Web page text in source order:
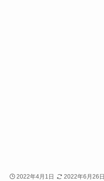
2022年4月1日 2022年6月26日